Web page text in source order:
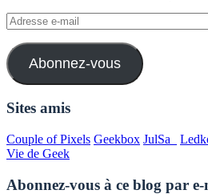
Adresse
e-
mail
Abonnez-vous
Sites amis
Couple of Pixels Geekbox JulSa_
Vie de Geek
Abonnez-vous à ce blog par